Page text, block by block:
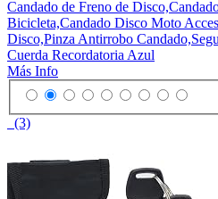
Candado de Freno de
Bicicleta,Candado Disco Moto
Disco,Pinza Antirrobo
Cuerda Recordatoria Azul
Más Info
(3)